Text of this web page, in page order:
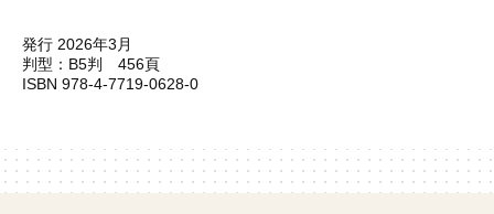
発行 2026年3月
判型：B5判 456頁
ISBN 978-4-7719-0628-0